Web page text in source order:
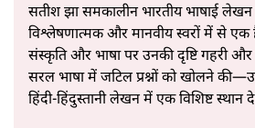
सतीश झा समकालीन भारतीय भाषाई
विश्लेषणात्मक और मानवीय स्वरों में से एक
संस्कृति और भाषा पर उनकी दृष्टि गहरी
सरल भाषा में जटिल प्रश्नों को खोलने
हिंदी‑हिंदुस्तानी लेखन में एक विशिष्ट स्थान